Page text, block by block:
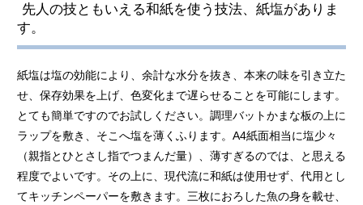
先人の技ともいえる和紙を使う技法、紙塩がありま
す。
紙塩は塩の効能により、余計な水分を抜き、本来の味を引き立た
せ、保存効果を上げ、色変化まで遅らせることを可能にします。
とても簡単ですのでお試しください。調理バットかまな板の上に
ラップを敷き、そこへ塩を薄くふります。A4紙面相当に塩少々
（親指とひとさし指でつまんだ量）、薄すぎるのでは、と思える
程度でよいです。その上に、現代流に和紙は使用せず、代用とし
てキッチンペーパーを敷きます。三枚におろした魚の身を載せ、